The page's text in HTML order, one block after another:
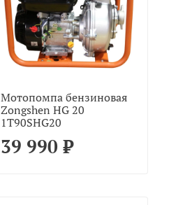
Мотопомпа бензиновая
Zongshen HG 20
1T90SHG20
39 990 ₽